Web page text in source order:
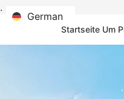
.
Startseite Um
German
German